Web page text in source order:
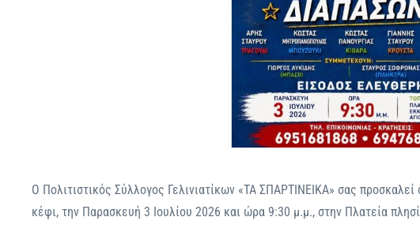
Ο Πολιτιστικός Σύλλογος Γελινιατίκων «ΤΑ ΣΠΑΡΤΙΝΕΙΚΑ» σας
κέφι, την Παρασκευή 3 Ιουλίου 2026 και ώρα 9:30 μ.μ., στην Πλατεία